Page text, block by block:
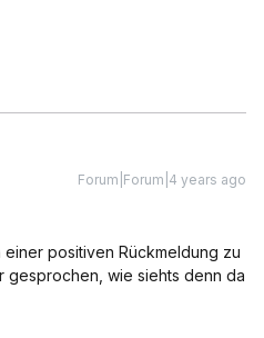
Forum|Forum|4 years ago
positiven Rückmeldung zu
gesprochen, wie siehts denn da